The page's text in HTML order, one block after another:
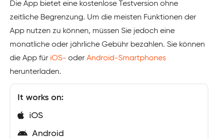
Die App bietet eine kostenlose Testversion ohne
zeitliche Begrenzung. Um die meisten Funktionen der
App nutzen zu können, müssen Sie jedoch eine
monatliche oder jährliche Gebühr bezahlen. Sie können
die App für iOS- oder Android-Smartphones
herunterladen.
It works on:
iOS
Android